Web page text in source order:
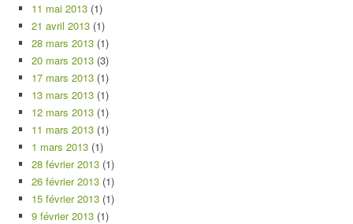
11 mai 2013 (1)
21 avril 2013 (1)
28 mars 2013 (1)
20 mars 2013 (3)
17 mars 2013 (1)
13 mars 2013 (1)
12 mars 2013 (1)
11 mars 2013 (1)
1 mars 2013 (1)
28 février 2013 (1)
26 février 2013 (1)
15 février 2013 (1)
9 février 2013 (1)